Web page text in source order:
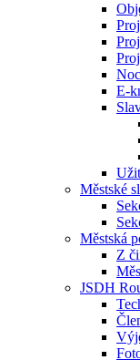
E-
Městské
Městská
Z
JSDH